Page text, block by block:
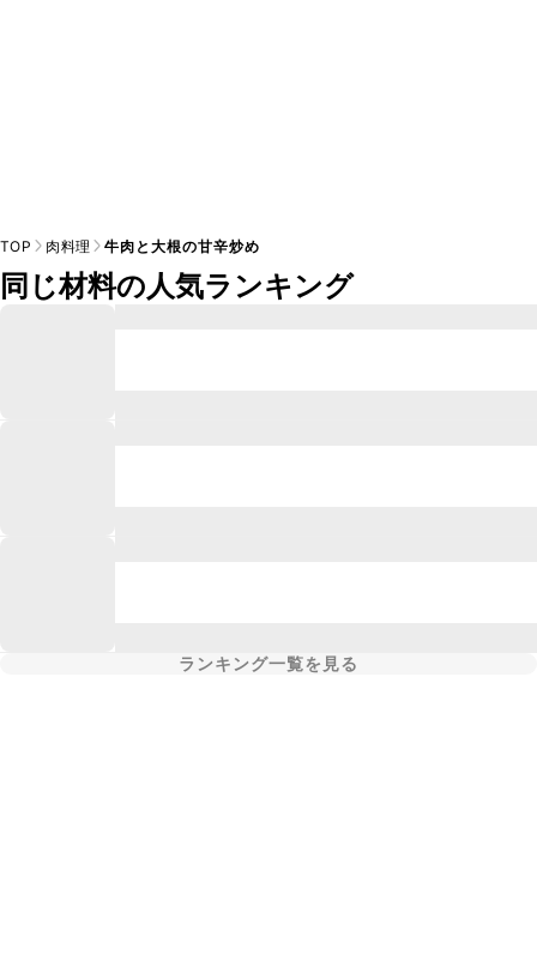
TOP 肉料理 牛肉と大根の甘辛炒め
同じ材料の人気ランキング
ランキング一覧を見る